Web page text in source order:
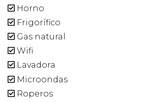
Horno
Frigorífico
Gas natural
Wifi
Lavadora
Microondas
Roperos